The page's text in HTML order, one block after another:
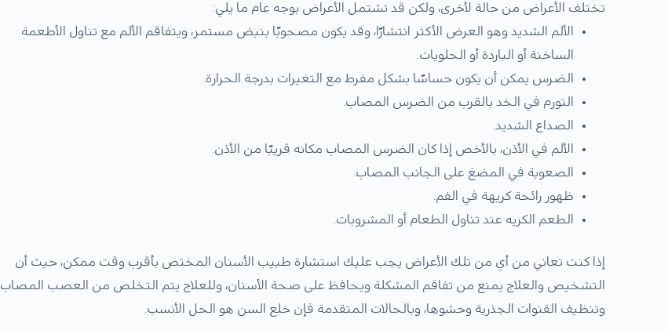
تختلف الأعراض من حالة لأخرى، ولكن قد تشتمل الأعراض بوجه عام ما يلي:
الألم الشديد وهو العرض الأكثر انتشارًا، وقد يكون مصحوبًا بنبض مستمر، ويتفاقم الألم مع تناول الأطعمة
الساخنة أو الباردة أو الحلويات.
الضرس يمكن أن يكون حساسًا بشكل مفرط مع التغيرات بدرجة الحرارة.
التورم في الخد بالقرب من الضرس المصاب.
الصداع الشديد.
الألم في الأذن، بالأخص إذا كان الضرس المصاب مكانه قريبًا من الأذن.
الصعوبة في المضغ على الجانب المصاب.
ظهور رائحة كريهة في الفم.
الطعم الكريه عند تناول الطعام أو المشروبات.
إذا كنت تعاني من أي من تلك الأعراض يجب عليك استشارة طبيب الأسنان المختص بأقرب وقت ممكن، حيث أن
التشخيص والعلاج يمنع من تفاقم المشكلة ويحافظ على صحة الأسنان، وللعلاج يتم التخلص من العصب المصاب
وتنظيف القنوات الجذرية وحشوها، وبالحالات المتقدمة فإن خلع السن هو الحل الأنسب.